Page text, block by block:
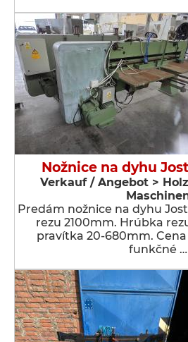
Nožnice na dyhu
Verkauf / Angebot >
Predám nožnice na dyhu
rezu 2100mm. Hrúbka
pravítka 20-680mm.
funkčné …